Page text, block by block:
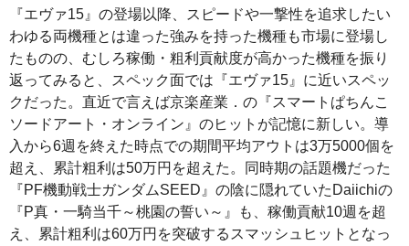
『エヴァ15』の登場以降、スピードや一撃性を追求したい
わゆる両機種とは違った強みを持った機種も市場に登場し
たものの、むしろ稼働・粗利貢献度が高かった機種を振り
返ってみると、スペック面では『エヴァ15』に近いスペッ
クだった。直近で言えば京楽産業．の『スマートぱちんこ
ソードアート・オンライン』のヒットが記憶に新しい。導
入から6週を終えた時点での期間平均アウトは3万5000個を
超え、累計粗利は50万円を超えた。同時期の話題機だった
『PF機動戦士ガンダムSEED』の陰に隠れていたDaiichiの
『P真・一騎当千～桃園の誓い～』も、稼働貢献10週を超
え、累計粗利は60万円を突破するスマッシュヒットとなっ